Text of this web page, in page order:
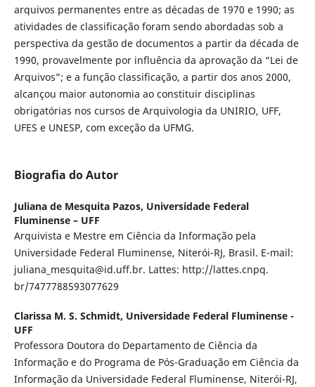
arquivos permanentes entre as décadas de 1970 e 1990; as
atividades de classificação foram sendo abordadas sob a
perspectiva da gestão de documentos a partir da década de
1990, provavelmente por influência da aprovação da “Lei de
Arquivos”; e a função classificação, a partir dos anos 2000,
alcançou maior autonomia ao constituir disciplinas
obrigatórias nos cursos de Arquivologia da UNIRIO, UFF,
UFES e UNESP, com exceção da UFMG.
Biografia do Autor
Juliana de Mesquita Pazos, Universidade Federal
Fluminense – UFF
Arquivista e Mestre em Ciência da Informação pela
Universidade Federal Fluminense, Niterói-RJ, Brasil. E-mail:
juliana_mesquita@id.uff.br. Lattes: http://lattes.cnpq.
br/7477788593077629
Clarissa M. S. Schmidt, Universidade Federal Fluminense -
UFF
Professora Doutora do Departamento de Ciência da
Informação e do Programa de Pós-Graduação em Ciência da
Informação da Universidade Federal Fluminense, Niterói-RJ,